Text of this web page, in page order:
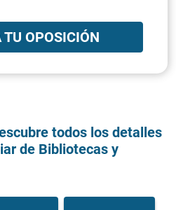
TU OPOSICIÓN
todos los detalles
de Bibliotecas y